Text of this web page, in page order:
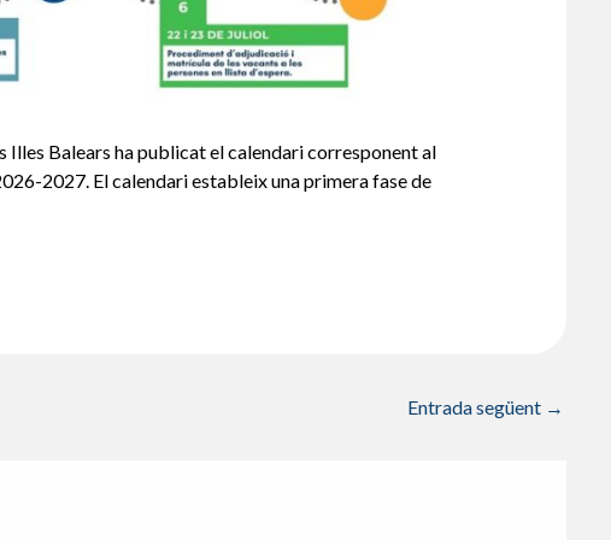
Illes Balears ha publicat el calendari corresponent al
2027. El calendari estableix una primera fase de
Entrada següent →